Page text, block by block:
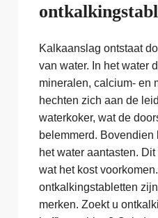
Kalkaanslag ontstaat
van water. In het water
mineralen, calcium- en
hechten zich aan de
waterkoker, wat de
belemmerd. Bovendien
het water aantasten.
wat het kost
ontkalkingstabletten
merken. Zoekt u